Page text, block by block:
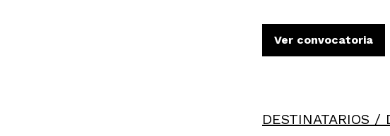
Ver convocatoria
DESTINATARIOS /